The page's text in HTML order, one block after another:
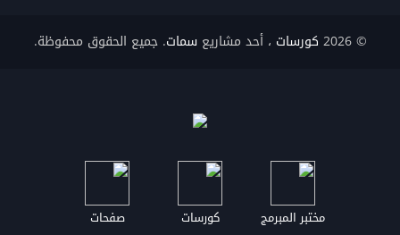
© 2026 كورسات ، أحد مشاريعسمات. جميع الحقوق محفوظة.
مختبر المبرمج كورسات صفحات